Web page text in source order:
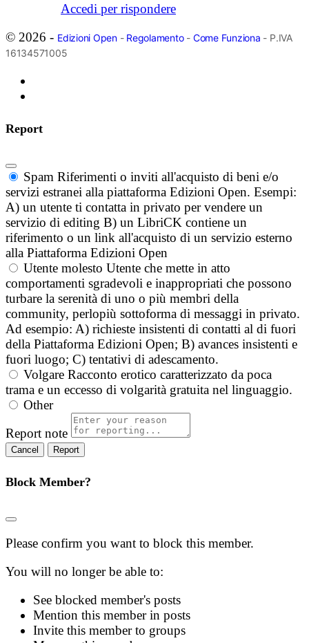
Accedi per rispondere
© 2026 - Edizioni Open- Regolamento- Come Funziona - P.IVA
16134571005
Report
Spam Riferimenti o inviti all'acquisto di beni e/o
servizi estranei alla piattaforma Edizioni Open. Esempi:
A) un utente ti contatta in privato per vendere un
servizio di editing B) un LibriCK contiene un
riferimento o un link all'acquisto di un servizio esterno
alla Piattaforma Edizioni Open
Utente molesto Utente che mette in atto
comportamenti sgradevoli e inappropriati che possono
turbare la serenità di uno o più membri della
community, perlopiù sottoforma di messaggi in privato.
Ad esempio: A) richieste insistenti di contatti al di fuori
della Piattaforma Edizioni Open; B) avances insistenti e
fuori luogo; C) tentativi di adescamento.
Volgare Racconto erotico caratterizzato da poca
trama e un eccesso di volgarità gratuita nel linguaggio.
Other
Report note
Report
Block Member?
Please confirm you want to block this member.
You will no longer be able to:
See blocked member's posts
Mention this member in posts
Invite this member to groups